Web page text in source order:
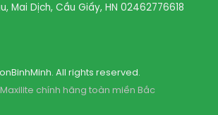
Mai Dịch, Cầu Giấy, HN 02462776618
All rights reserved.
chính hãng toàn miền Bắc